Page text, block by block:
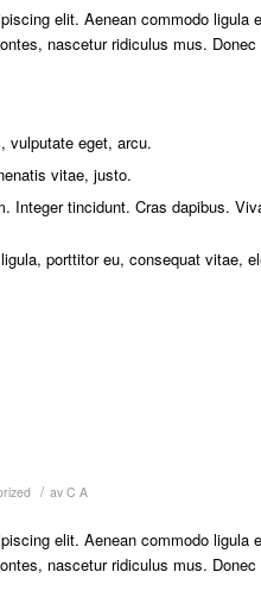
elit. Aenean commodo ligula
nascetur ridiculus mus.
vulputate eget, arcu.
vitae, justo.
Integer tincidunt. Cras dapibus.
porttitor eu, consequat vitae,
/ av C A
elit. Aenean commodo ligula
nascetur ridiculus mus.